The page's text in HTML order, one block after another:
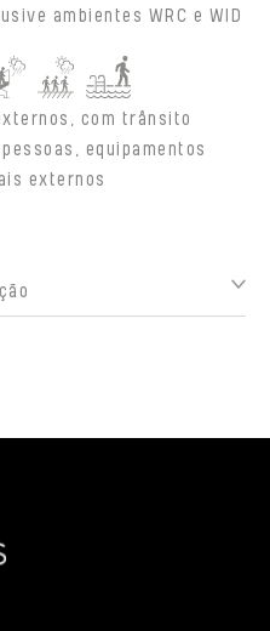
ambientes WRC e WID
com trânsito
equipamentos
externos